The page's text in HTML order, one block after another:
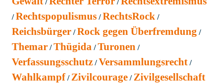
Rechtspopulismus RechtsRock
Reichsbürger Rock gegen Überfremdung
Themar Thügida Turonen
Verfassungsschutz Versammlungsrecht
Wahlkampf Zivilcourage Zivilgesellschaft